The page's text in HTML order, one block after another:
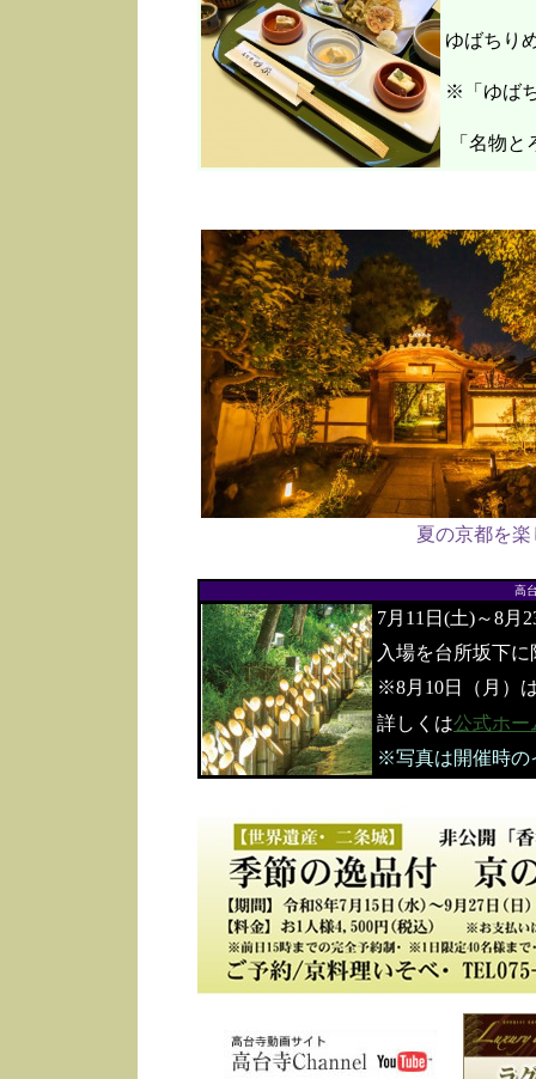
ゆばちり
※「ゆば
「名物と
夏の京都を
高
7月11日(土)～8月
入場を台所坂下
※8月10日（月）
詳しくは公式ホー
※写真は開催時の